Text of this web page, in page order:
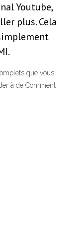
Youtube,
plus. Cela
que vous
à de Comment